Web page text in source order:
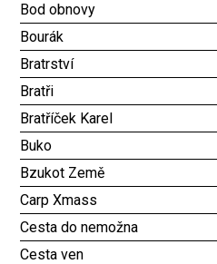
Bod obnovy
Bourák
Bratrství
Bratři
Bratříček Karel
Buko
Bzukot Země
Carp Xmass
Cesta do nemožna
Cesta ven